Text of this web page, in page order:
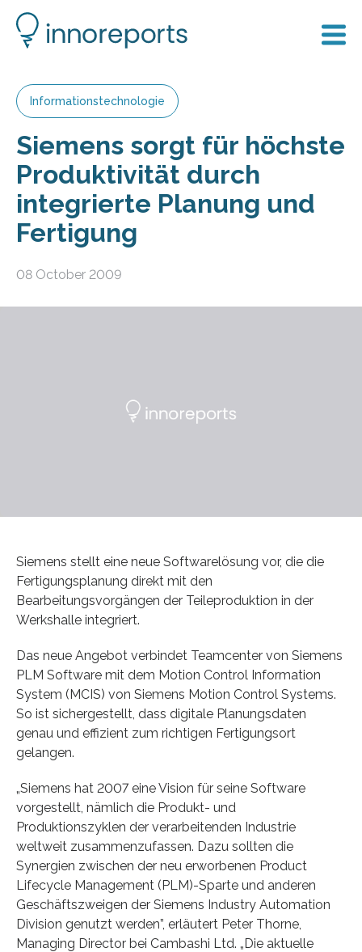
Informationstechnologie
Siemens sorgt für höchste
Produktivität durch
integrierte Planung und
Fertigung
08 October 2009
Siemens stellt eine neue Softwarelösung vor, die die
Fertigungsplanung direkt mit den
Bearbeitungsvorgängen der Teileproduktion in der
Werkshalle integriert.
Das neue Angebot verbindet Teamcenter von Siemens
PLM Software mit dem Motion Control Information
System (MCIS) von Siemens Motion Control Systems.
So ist sichergestellt, dass digitale Planungsdaten
genau und effizient zum richtigen Fertigungsort
gelangen.
„Siemens hat 2007 eine Vision für seine Software
vorgestellt, nämlich die Produkt- und
Produktionszyklen der verarbeitenden Industrie
weltweit zusammenzufassen. Dazu sollten die
Synergien zwischen der neu erworbenen Product
Lifecycle Management (PLM)-Sparte und anderen
Geschäftszweigen der Siemens Industry Automation
Division genutzt werden”, erläutert Peter Thorne,
Managing Director bei Cambashi Ltd. „Die aktuelle